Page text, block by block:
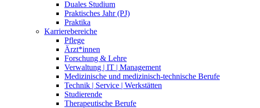
Duales Studium
Praktisches Jahr (PJ)
Praktika
Karrierebereiche
Pflege
Ärzt*innen
Forschung & Lehre
Verwaltung | IT | Management
Medizinische und medizinisch-technische Berufe
Technik | Service | Werkstätten
Studierende
Therapeutische Berufe